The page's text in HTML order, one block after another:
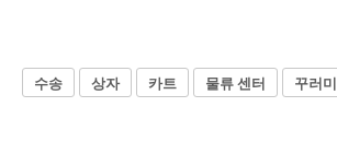
수송 상자 카트 물류 센터 꾸러미